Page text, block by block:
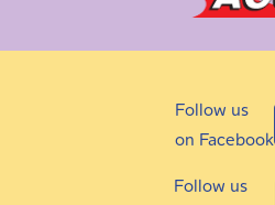
Follow us
on Facebook
Follow us